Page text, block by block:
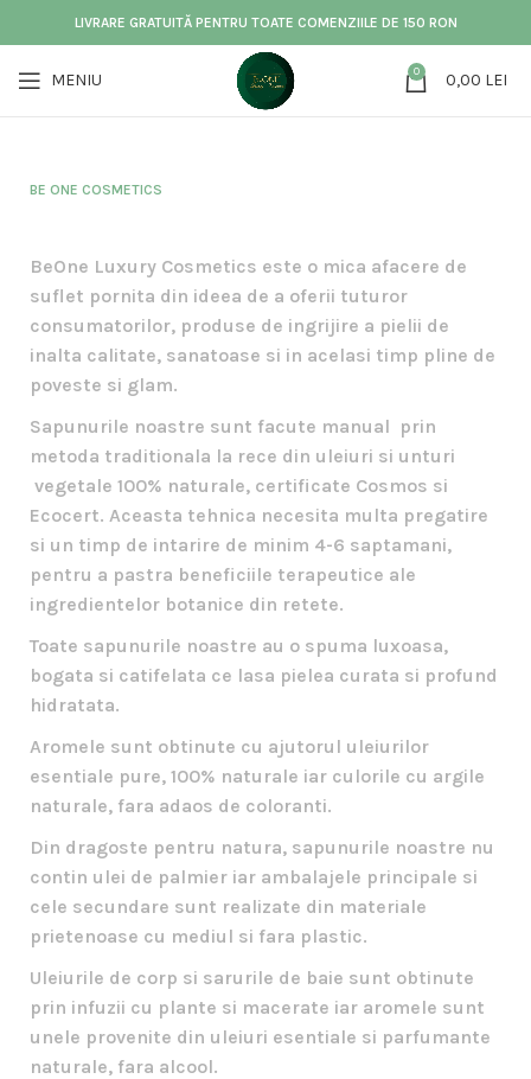
LIVRARE GRATUITĂ PENTRU TOATE COMENZIILE DE 150 RON
MENIU 0 0,00 LEI
BE ONE COSMETICS
BeOne Luxury Cosmetics este o mica afacere de
suflet pornita din ideea de a oferii tuturor
consumatorilor, produse de ingrijire a pielii de
inalta calitate, sanatoase si in acelasi timp pline de
poveste si glam.
Sapunurile noastre sunt facute manual prin
metoda traditionala la rece din uleiuri si unturi
vegetale 100% naturale, certificate Cosmos si
Ecocert. Aceasta tehnica necesita multa pregatire
si un timp de intarire de minim 4-6 saptamani,
pentru a pastra beneficiile terapeutice ale
ingredientelor botanice din retete.
Toate sapunurile noastre au o spuma luxoasa,
bogata si catifelata ce lasa pielea curata si profund
hidratata.
Aromele sunt obtinute cu ajutorul uleiurilor
esentiale pure, 100% naturale iar culorile cu argile
naturale, fara adaos de coloranti.
Din dragoste pentru natura, sapunurile noastre nu
contin ulei de palmier iar ambalajele principale si
cele secundare sunt realizate din materiale
prietenoase cu mediul si fara plastic.
Uleiurile de corp si sarurile de baie sunt obtinute
prin infuzii cu plante si macerate iar aromele sunt
unele provenite din uleiuri esentiale si parfumante
naturale, fara alcool.